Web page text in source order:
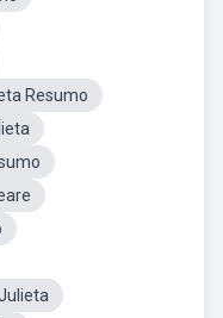
Resumo